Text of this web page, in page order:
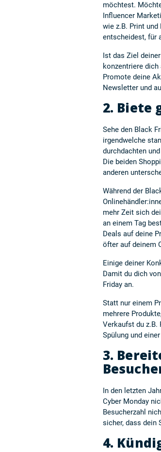
möchtest.
Influencer
wie z.B. Print
entscheidest, für
Ist das Ziel
konzentriere
Promote deine
Newsletter und
2. Biete
Sehe den Black
irgendwelche
durchdachten
Die beiden
anderen
Während der
mehr Zeit sich
an einem Tag
Deals auf deine
öfter auf deinem
Einige deiner
Damit du dich
Friday an.
Statt nur einem
mehrere
Verkaufst du z.B.
Spülung und
3.
In den letzten
Cyber Monday
Besucherzahl
sicher, dass dein
4.